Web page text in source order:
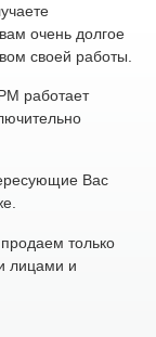
очень долгое
своей работы.
работает
Вас
только
лицами и